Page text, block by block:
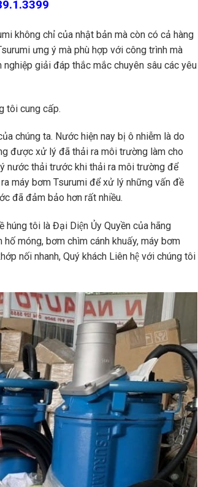
không chỉ của nhật bản mà còn có cả hàng
ưng ý mà phù hợp với công trình mà
giải đáp thắc mắc chuyên sâu các yêu
tôi cung cấp.
chúng ta. Nước hiện nay bị ô nhiễm là do
được xử lý đã thải ra môi trường làm cho
nước thải trước khi thải ra môi trường để
máy bơm Tsurumi để xử lý những vấn đề
đã đảm bảo hơn rất nhiều.
húng tôi là Đại Diện Ủy Quyền của hãng
móng, bơm chìm cánh khuấy, máy bơm
nối nhanh, Quý khách Liên hệ với chúng tôi